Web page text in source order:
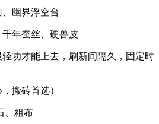
幽界浮空台
年蚕丝、硬兽皮
功才能上去，刷新间隔久，固定时
搬砖首选）
、粗布